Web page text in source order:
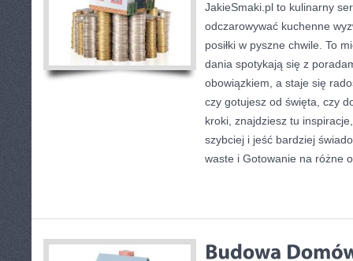
JakieSmaki.pl to kulinarny
odczarowywać kuchenne
posiłki w pyszne chwile. To
dania spotykają się z
obowiązkiem, a staje się
czy gotujesz od święta, czy
kroki, znajdziesz tu
szybciej i jeść bardziej
waste i Gotowanie na różne